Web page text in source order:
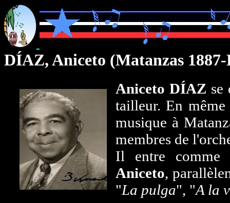
DÍAZ, Aniceto (Matanzas
Aniceto DÍAZ se
tailleur. En
musique à
membres de
Il entre
Aniceto,
"La pulga", "A la